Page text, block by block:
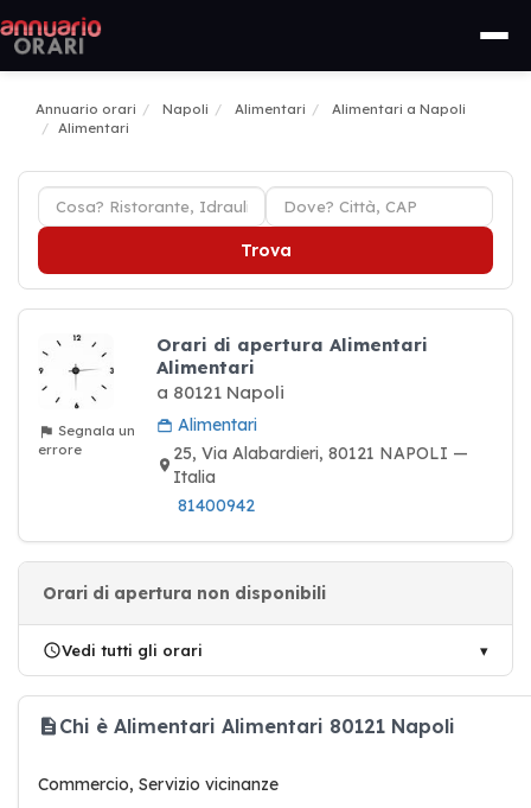
Annuario orari Napoli Alimentari
Alimentari a Napoli
Alimentari
Trova
Segnala un
errore
Orari di apertura Alimentari
Alimentari
a 80121 Napoli
Alimentari
25, Via Alabardieri, 80121 NAPOLI —
Italia
81400942
Orari di apertura non disponibili
Vedi tutti gli orari
Chi è Alimentari Alimentari 80121 Napoli
Commercio, Servizio vicinanze